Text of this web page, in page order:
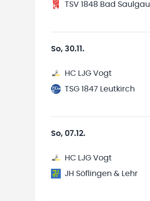
TSV 1848 Bad Saulgau
So, 30.11.
HC LJG Vogt
TSG 1847 Leutkirch
So, 07.12.
HC LJG Vogt
JH Söflingen & Lehr